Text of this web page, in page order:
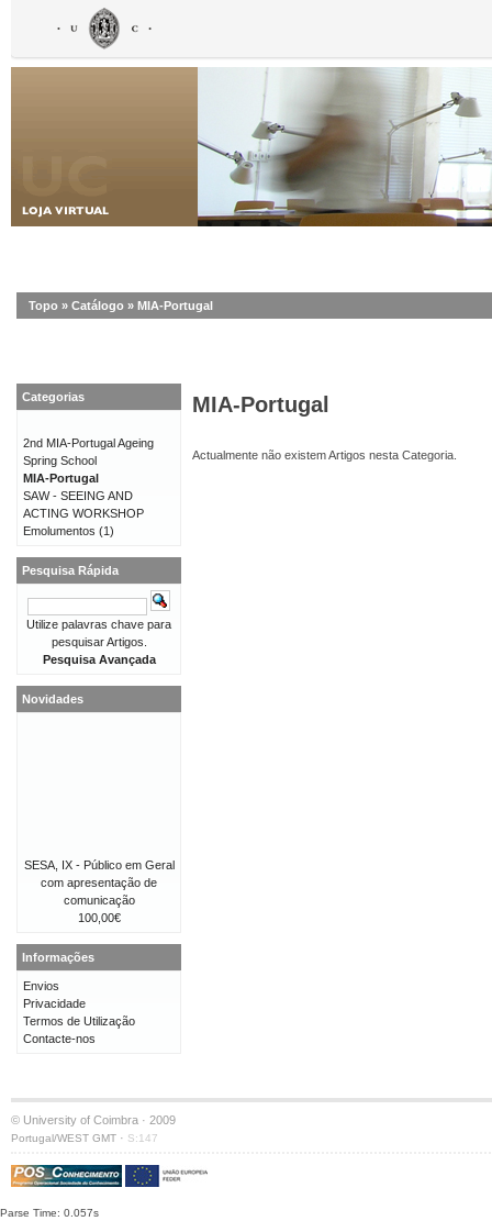
Topo » Catálogo » MIA-Portugal
MIA-Portugal
Actualmente não existem Artigos nesta Categoria.
Categorias
2nd MIA-Portugal Ageing
Spring School
MIA-Portugal
SAW - SEEING AND
ACTING WORKSHOP
Emolumentos (1)
Pesquisa Rápida
Utilize palavras chave para
pesquisar Artigos.
Pesquisa Avançada
Novidades
SESA, IX - Público em Geral
com apresentação de
comunicação
100,00€
Informações
Envios
Privacidade
Termos de Utilização
Contacte-nos
© University of Coimbra · 2009
Portugal/WEST GMT · S:147
Parse Time: 0.057s